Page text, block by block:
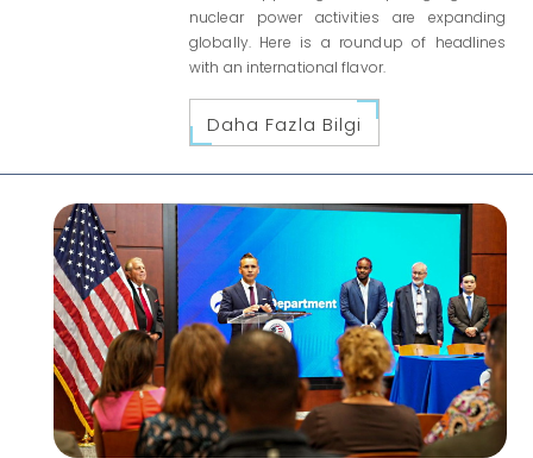
nuclear power activities are expanding
globally. Here is a roundup of headlines
with an international flavor.
Daha Fazla Bilgi